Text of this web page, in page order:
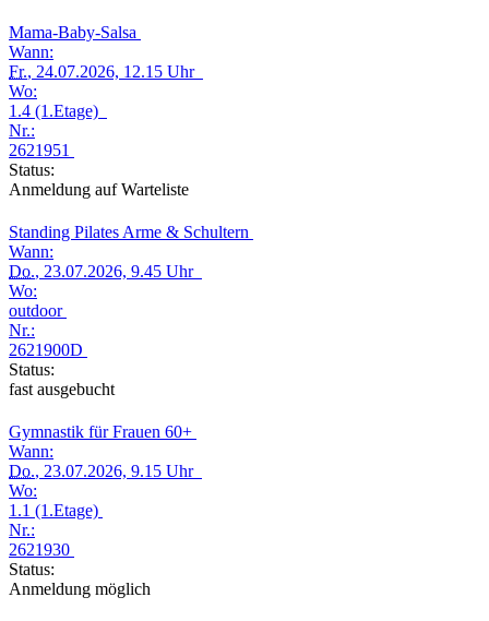
Mama-Baby-Salsa
Wann:
Fr., 24.07.2026, 12.15 Uhr
Wo:
1.4 (1.Etage)
Nr.:
2621951
Status:
Anmeldung auf Warteliste
Standing Pilates Arme & Schultern
Wann:
Do., 23.07.2026, 9.45 Uhr
Wo:
outdoor
Nr.:
2621900D
Status:
fast ausgebucht
Gymnastik für Frauen 60+
Wann:
Do., 23.07.2026, 9.15 Uhr
Wo:
1.1 (1.Etage)
Nr.:
2621930
Status:
Anmeldung möglich